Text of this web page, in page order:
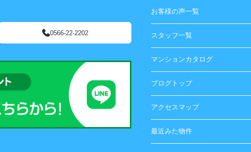
0566-22-2202
お客様の声一覧
スタッフ一覧
マンションカタログ
ブログトップ
アクセスマップ
最近みた物件